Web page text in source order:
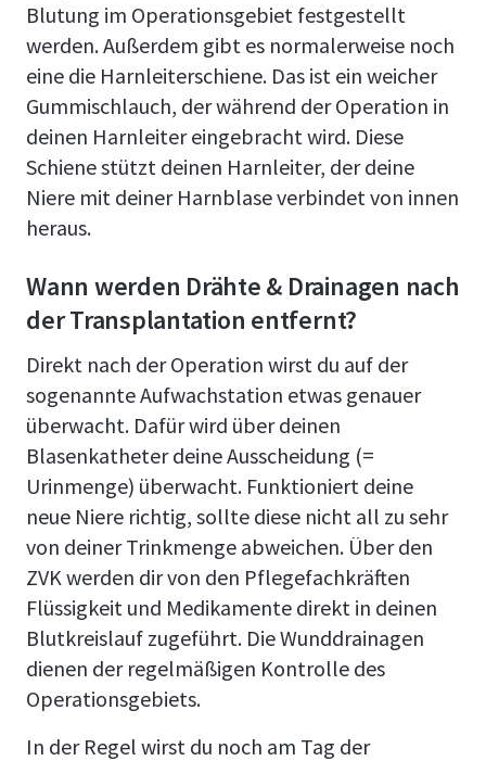
Blutung im Operationsgebiet festgestellt
werden. Außerdem gibt es normalerweise noch
eine die Harnleiterschiene. Das ist ein weicher
Gummischlauch, der während der Operation in
deinen Harnleiter eingebracht wird. Diese
Schiene stützt deinen Harnleiter, der deine
Niere mit deiner Harnblase verbindet von innen
heraus.
Wann werden Drähte & Drainagen nach
der Transplantation entfernt?
Direkt nach der Operation wirst du auf der
sogenannte Aufwachstation etwas genauer
überwacht. Dafür wird über deinen
Blasenkatheter deine Ausscheidung (=
Urinmenge) überwacht. Funktioniert deine
neue Niere richtig, sollte diese nicht all zu sehr
von deiner Trinkmenge abweichen. Über den
ZVK werden dir von den Pflegefachkräften
Flüssigkeit und Medikamente direkt in deinen
Blutkreislauf zugeführt. Die Wunddrainagen
dienen der regelmäßigen Kontrolle des
Operationsgebiets.
In der Regel wirst du noch am Tag der